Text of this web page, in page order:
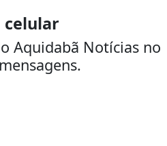
celular
Aquidabã Notícias no